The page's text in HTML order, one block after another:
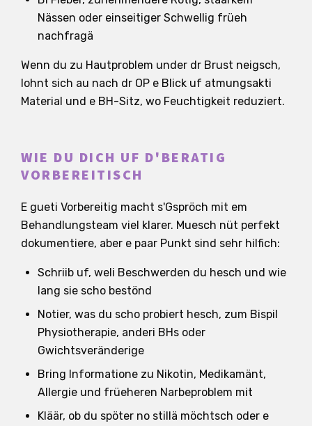
Nässen oder einseitiger Schwellig früeh
nachfragä
Wenn du zu Hautproblem under dr Brust neigsch,
lohnt sich au nach dr OP e Blick uf atmungsakti
Material und e BH-Sitz, wo Feuchtigkeit reduziert.
WIE DU DICH UF D'BERATIG
VORBEREITISCH
E gueti Vorbereitig macht s'Gspröch mit em
Behandlungsteam viel klarer. Muesch nüt perfekt
dokumentiere, aber e paar Punkt sind sehr hilfich:
Schriib uf, weli Beschwerden du hesch und wie
lang sie scho bestönd
Notier, was du scho probiert hesch, zum Bispil
Physiotherapie, anderi BHs oder
Gwichtsveränderige
Bring Informatione zu Nikotin, Medikamänt,
Allergie und früeheren Narbeproblem mit
Kläär, ob du spöter no stillä möchtsch oder e